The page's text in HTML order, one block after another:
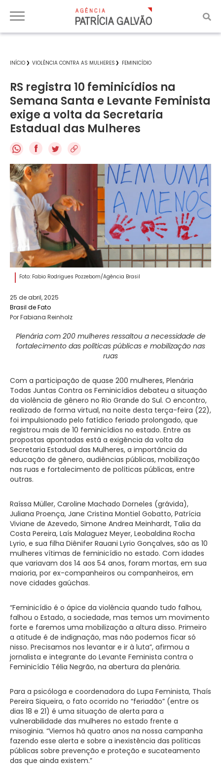
INÍCIO VIOLÊNCIA CONTRA AS MULHERES FEMINICÍDIO
RS registra 10 feminicídios na
Semana Santa e Levante Feminista
exige a volta da Secretaria
Estadual das Mulheres
f
Foto: Fabio Rodrigues Pozzebom/Agência Brasil
25 de abril, 2025
Brasil de Fato
Por Fabiana Reinholz
Plenária com 200 mulheres ressaltou a necessidade de
fortalecimento das políticas públicas e mobilização nas
ruas
Com a participação de quase 200 mulheres, Plenária
Todas Juntas Contra os Feminicídios debateu a situação
da violência de gênero no Rio Grande do Sul. O encontro,
realizado de forma virtual, na noite desta terça-feira (22),
foi impulsionado pelo fatídico feriado prolongado, que
registrou mais de 10 feminicídios no estado. Entre as
propostas apontadas está a exigência da volta da
Secretaria Estadual das Mulheres, a importância da
educação de gênero, audiências públicas, mobilização
nas ruas e fortalecimento de políticas públicas, entre
outras.
Raíssa Müller, Caroline Machado Dorneles (grávida),
Juliana Proença, Jane Cristina Montiel Gobatto, Patrícia
Viviane de Azevedo, Simone Andrea Meinhardt, Talia da
Costa Pereira, Laís Malaguez Meyer, Leobaldina Rocha
Lyrio, e sua filha Diênifer Rauani Lyrio Gonçalves, são as 10
mulheres vítimas de feminicídio no estado. Com idades
que variavam dos 14 aos 54 anos, foram mortas, em sua
maioria, por ex-companheiros ou companheiros, em
nove cidades gaúchas.
“Feminicídio é o ápice da violência quando tudo falhou,
falhou o Estado, a sociedade, mas temos um movimento
forte e faremos uma mobilização a altura disso. Primeiro
a atitude é de indignação, mas não podemos ficar só
nisso. Precisamos nos levantar e ir à luta”, afirmou a
jornalista e integrante do Levante Feminista contra o
Feminicídio Télia Negrão, na abertura da plenária.
Para a psicóloga e coordenadora do Lupa Feminista, Thaís
Pereira Siqueira, o fato ocorrido no “feriadão” (entre os
dias 18 e 21) é uma situação de alerta para a
vulnerabilidade das mulheres no estado frente a
misoginia. “Viemos há quatro anos na nossa campanha
fazendo esse alerta e sobre a inexistência das políticas
públicas sobre prevenção e proteção e sucateamento
das que ainda existem.”